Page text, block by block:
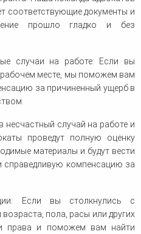
соответствующие документы и
прошло гладко и без
случаи на работе: Если вы
рабочем месте, мы поможем вам
за причиненный ущерб в
случай на работе и
проведут полную оценку
материалы и будут вести
справедливую компенсацию за
Если вы столкнулись с
пола, расы или других
права и поможем вам найти